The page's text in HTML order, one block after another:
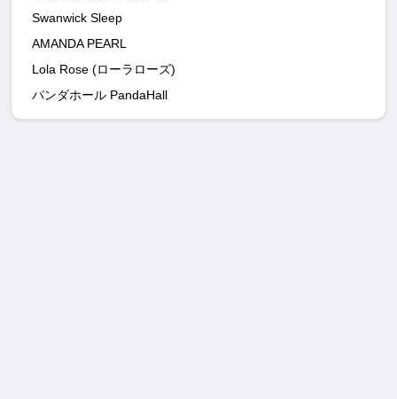
Swanwick Sleep
AMANDA PEARL
Lola Rose (ローラローズ)
パンダホール PandaHall